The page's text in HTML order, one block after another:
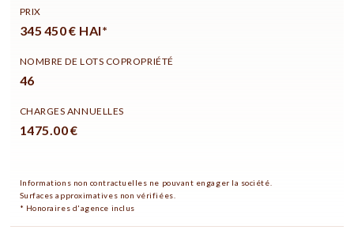
PRIX
345 450 € HAI*
NOMBRE DE LOTS COPROPRIÉTÉ
46
CHARGES ANNUELLES
1475.00 €
Informations non contractuelles ne pouvant engager la société.
Surfaces approximatives non vérifiées.
* Honoraires d'agence inclus